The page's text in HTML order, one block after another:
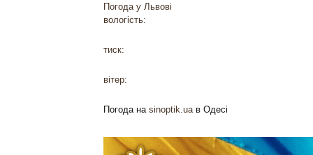
Погода у Львові
вологість:
тиск:
вітер:
Погода на sinoptik.uaв Одесі